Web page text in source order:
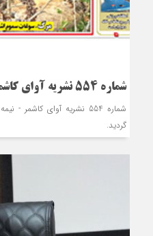
شماره 554 نشریه آوای کاشمر منتشر گردید.
گردید.